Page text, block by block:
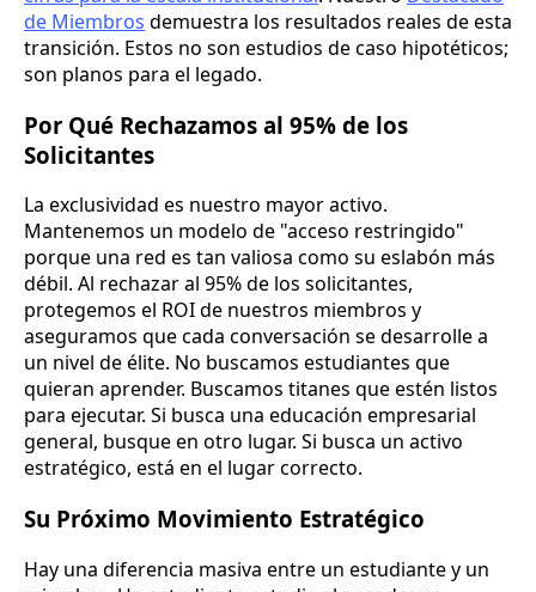
de Miembros demuestra los resultados reales de esta
transición. Estos no son estudios de caso hipotéticos;
son planos para el legado.
Por Qué Rechazamos al 95% de los
Solicitantes
La exclusividad es nuestro mayor activo.
Mantenemos un modelo de "acceso restringido"
porque una red es tan valiosa como su eslabón más
débil. Al rechazar al 95% de los solicitantes,
protegemos el ROI de nuestros miembros y
aseguramos que cada conversación se desarrolle a
un nivel de élite. No buscamos estudiantes que
quieran aprender. Buscamos titanes que estén listos
para ejecutar. Si busca una educación empresarial
general, busque en otro lugar. Si busca un activo
estratégico, está en el lugar correcto.
Su Próximo Movimiento Estratégico
Hay una diferencia masiva entre un estudiante y un